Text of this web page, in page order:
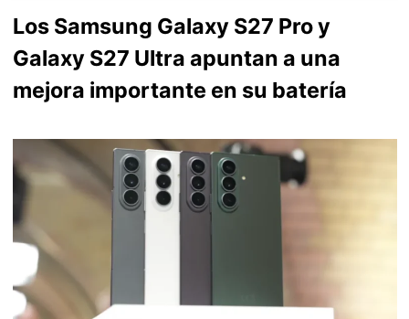
Los Samsung Galaxy S27 Pro y
Galaxy S27 Ultra apuntan a una
mejora importante en su batería